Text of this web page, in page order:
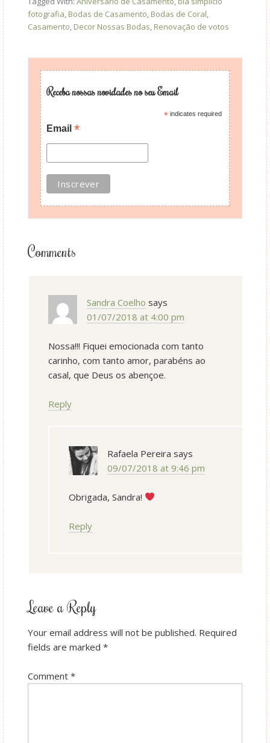
fotografia, Bodas de Casamento, Bodas de Coral,
Casamento, Decor Nossas Bodas, Renovação de votos
Receba nossas novidades no seu Email
*indicates required
Email*
Comments
Sandra Coelho says
01/07/2018 at 4:00 pm
Nossa!!! Fiquei emocionada com tanto
carinho, com tanto amor, parabéns ao
casal, que Deus os abençoe.
Reply
Rafaela Pereira says
09/07/2018 at 9:46 pm
Obrigada, Sandra!
Reply
Leave a Reply
Your email address will not be published. Required
fields are marked *
Comment *